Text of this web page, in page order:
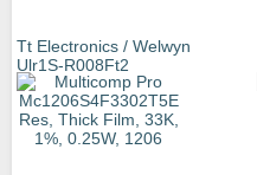
Tt Electronics / Welwyn
Ulr1S-R008Ft2